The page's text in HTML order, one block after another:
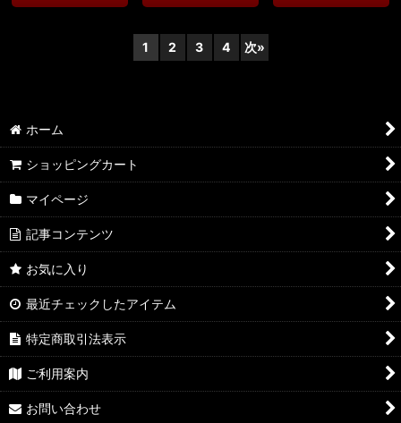
1 2 3 4 次»
ホーム
ショッピングカート
マイページ
記事コンテンツ
お気に入り
最近チェックしたアイテム
特定商取引法表示
ご利用案内
お問い合わせ